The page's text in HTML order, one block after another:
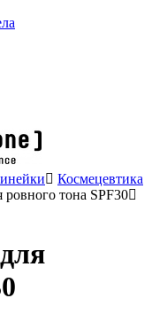
Космецевтика
тона SPF30